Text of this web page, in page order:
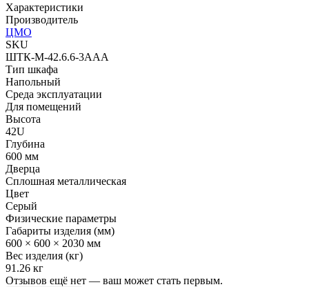
Характеристики
Производитель
ЦМО
SKU
ШТК-М-42.6.6-3ААА
Тип шкафа
Напольный
Среда эксплуатации
Для помещений
Высота
42U
Глубина
600 мм
Дверца
Сплошная металлическая
Цвет
Серый
Физические параметры
Габариты изделия (мм)
600 × 600 × 2030 мм
Вес изделия (кг)
91.26 кг
Отзывов ещё нет — ваш может стать первым.